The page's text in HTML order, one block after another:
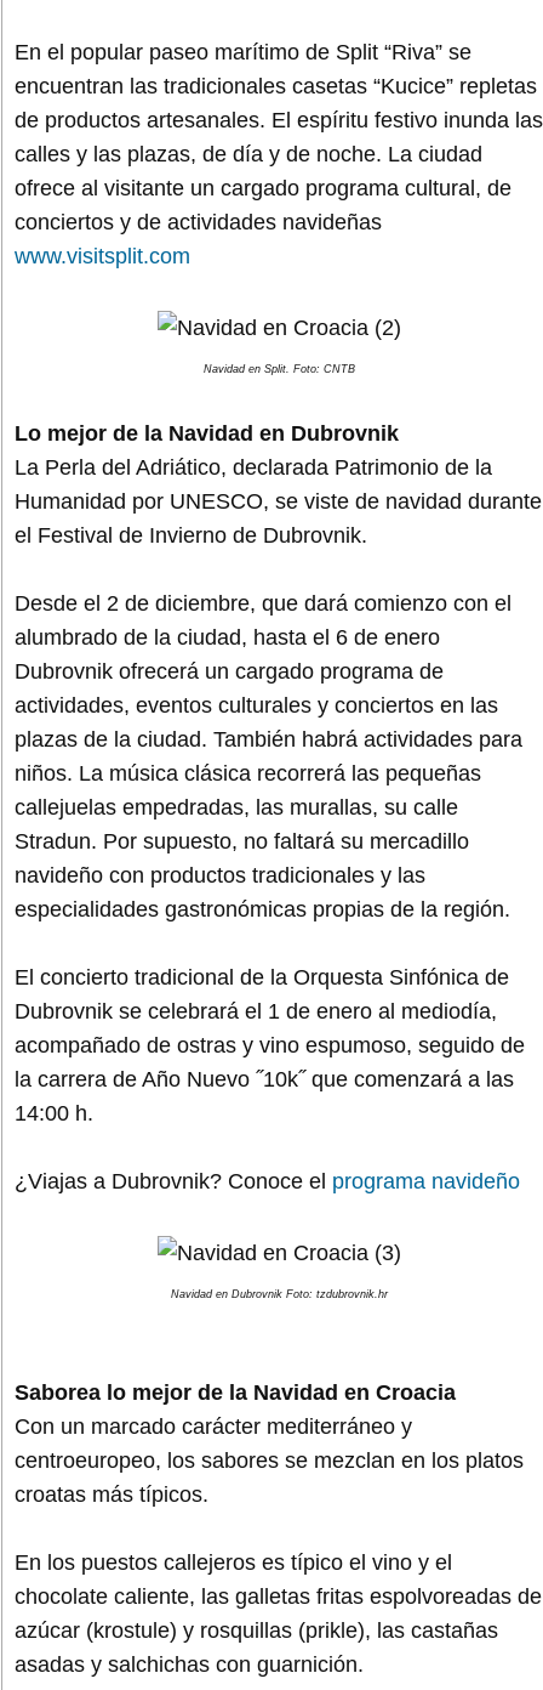
En el popular paseo marítimo de Split “Riva” se
encuentran las tradicionales casetas “Kucice” repletas
de productos artesanales. El espíritu festivo inunda las
calles y las plazas, de día y de noche. La ciudad
ofrece al visitante un cargado programa cultural, de
conciertos y de actividades navideñas
www.visitsplit.com
Navidad en Split. Foto: CNTB
Lo mejor de la Navidad en Dubrovnik
La Perla del Adriático, declarada Patrimonio de la
Humanidad por UNESCO, se viste de navidad durante
el Festival de Invierno de Dubrovnik.
Desde el 2 de diciembre, que dará comienzo con el
alumbrado de la ciudad, hasta el 6 de enero
Dubrovnik ofrecerá un cargado programa de
actividades, eventos culturales y conciertos en las
plazas de la ciudad. También habrá actividades para
niños. La música clásica recorrerá las pequeñas
callejuelas empedradas, las murallas, su calle
Stradun. Por supuesto, no faltará su mercadillo
navideño con productos tradicionales y las
especialidades gastronómicas propias de la región.
El concierto tradicional de la Orquesta Sinfónica de
Dubrovnik se celebrará el 1 de enero al mediodía,
acompañado de ostras y vino espumoso, seguido de
la carrera de Año Nuevo ˝10k˝ que comenzará a las
14:00 h.
¿Viajas a Dubrovnik? Conoce el programa navideño
Navidad en Dubrovnik Foto: tzdubrovnik.hr
Saborea lo mejor de la Navidad en Croacia
Con un marcado carácter mediterráneo y
centroeuropeo, los sabores se mezclan en los platos
croatas más típicos.
En los puestos callejeros es típico el vino y el
chocolate caliente, las galletas fritas espolvoreadas de
azúcar (krostule) y rosquillas (prikle), las castañas
asadas y salchichas con guarnición.